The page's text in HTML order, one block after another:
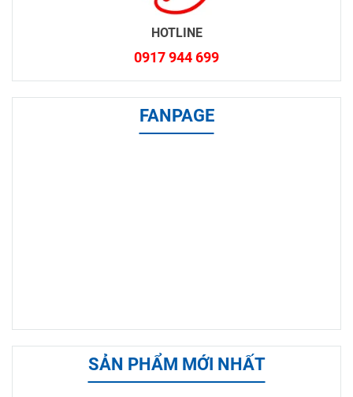
HOTLINE
0917 944 699
FANPAGE
SẢN PHẨM MỚI NHẤT